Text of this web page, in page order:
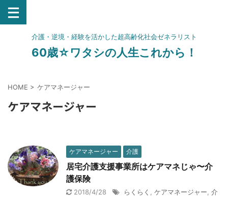
介護・逆境・経験を活かした超高齢化社会ゼネラリスト
60歳☆ワタシの人生これから！
HOME > ケアマネージャー
ケアマネージャー
ケアマネージャー 介護
居宅介護支援事業所はケアマネじゃ〜介
護保険
2018/4/28 らくらく ケアマネージャー 介